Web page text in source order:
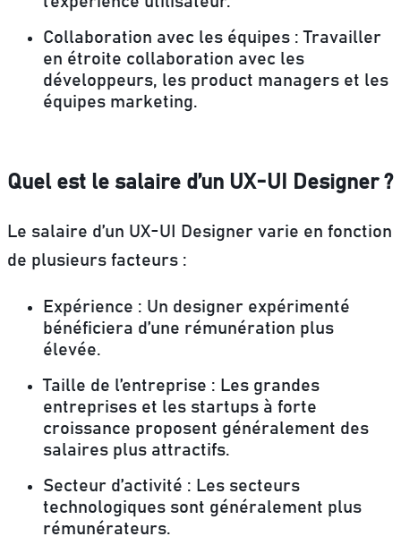
Collaboration avec les équipes : Travailler
en étroite collaboration avec les
développeurs, les product managers et les
équipes marketing.
Quel est le salaire d’un UX-UI Designer ?
Le salaire d’un UX-UI Designer varie en fonction
de plusieurs facteurs :
Expérience : Un designer expérimenté
bénéficiera d’une rémunération plus
élevée.
Taille de l’entreprise : Les grandes
entreprises et les startups à forte
croissance proposent généralement des
salaires plus attractifs.
Secteur d’activité : Les secteurs
technologiques sont généralement plus
rémunérateurs.